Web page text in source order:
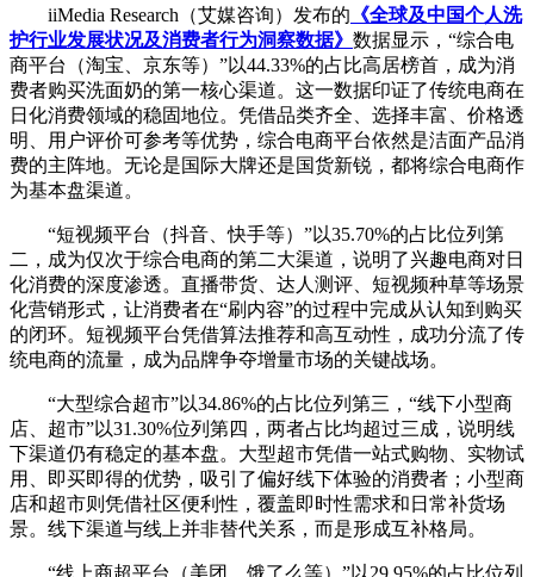
iiMedia Research（艾媒咨询）发布的 《全球及中国个人洗
护行业发展状况及消费者行为洞察数据》 数据显示，“综合电
商平台（淘宝、京东等）”以44.33%的占比高居榜首，成为消
费者购买洗面奶的第一核心渠道。这一数据印证了传统电商在
日化消费领域的稳固地位。凭借品类齐全、选择丰富、价格透
明、用户评价可参考等优势，综合电商平台依然是洁面产品消
费的主阵地。无论是国际大牌还是国货新锐，都将综合电商作
为基本盘渠道。
“短视频平台（抖音、快手等）”以35.70%的占比位列第
二，成为仅次于综合电商的第二大渠道，说明了兴趣电商对日
化消费的深度渗透。直播带货、达人测评、短视频种草等场景
化营销形式，让消费者在“刷内容”的过程中完成从认知到购买
的闭环。短视频平台凭借算法推荐和高互动性，成功分流了传
统电商的流量，成为品牌争夺增量市场的关键战场。
“大型综合超市”以34.86%的占比位列第三，“线下小型商
店、超市”以31.30%位列第四，两者占比均超过三成，说明线
下渠道仍有稳定的基本盘。大型超市凭借一站式购物、实物试
用、即买即得的优势，吸引了偏好线下体验的消费者；小型商
店和超市则凭借社区便利性，覆盖即时性需求和日常补货场
景。线下渠道与线上并非替代关系，而是形成互补格局。